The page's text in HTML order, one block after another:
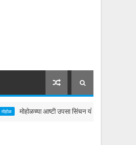
मोहोळच्या आष्टी उपसा सिंचन योजनेच्या तिसऱ्या टप्प्याला